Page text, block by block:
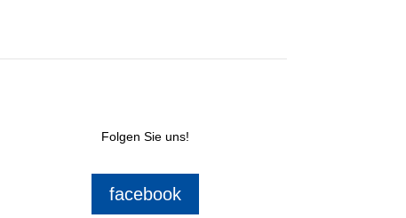
Folgen Sie uns!
facebook